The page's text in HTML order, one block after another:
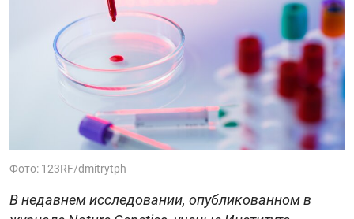
Фото: 123RF/dmitrytph
В недавнем исследовании, опубликованном в